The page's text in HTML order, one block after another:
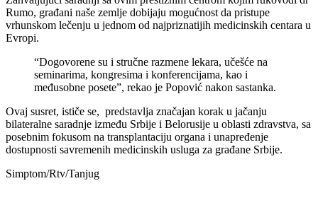
Rumo, građani naše zemlje dobijaju mogućnost da pristupe
vrhunskom lečenju u jednom od najpriznatijih medicinskih centara u
Evropi.
“Dogovorene su i stručne razmene lekara, učešće na
seminarima, kongresima i konferencijama, kao i
međusobne posete”, rekao je Popović nakon sastanka.
Ovaj susret, ističe se, predstavlja značajan korak u jačanju
bilateralne saradnje između Srbije i Belorusije u oblasti zdravstva, sa
posebnim fokusom na transplantaciju organa i unapređenje
dostupnosti savremenih medicinskih usluga za građane Srbije.
Simptom/Rtv/Tanjug